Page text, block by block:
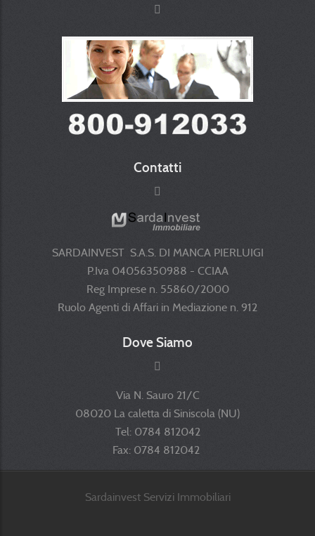
Contatti
SARDAINVEST S.A.S. DI MANCA PIERLUIGI
P.Iva 04056350988 - CCIAA
Reg Imprese n. 55860/2000
Ruolo Agenti di Affari in Mediazione n. 912
Dove Siamo
Via N. Sauro 21/C
08020 La caletta di Siniscola (NU)
Tel: 0784 812042
Fax: 0784 812042
Sardainvest Servizi Immobiliari